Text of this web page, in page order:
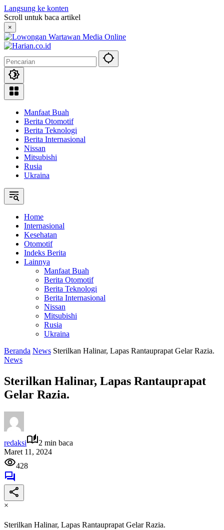
Langsung ke konten
Scroll untuk baca artikel
×
Manfaat Buah
Berita Otomotif
Berita Teknologi
Berita Internasional
Nissan
Mitsubishi
Rusia
Ukraina
Home
Internasional
Kesehatan
Otomotif
Indeks Berita
Lainnya
Manfaat Buah
Berita Otomotif
Berita Teknologi
Berita Internasional
Nissan
Mitsubishi
Rusia
Ukraina
Beranda News Sterilkan Halinar, Lapas Rantauprapat Gelar Razia.
News
Sterilkan Halinar, Lapas Rantauprapat
Gelar Razia.
redaksi
2 min baca
Maret 11, 2024
428
×
Sterilkan Halinar, Lapas Rantauprapat Gelar Razia.